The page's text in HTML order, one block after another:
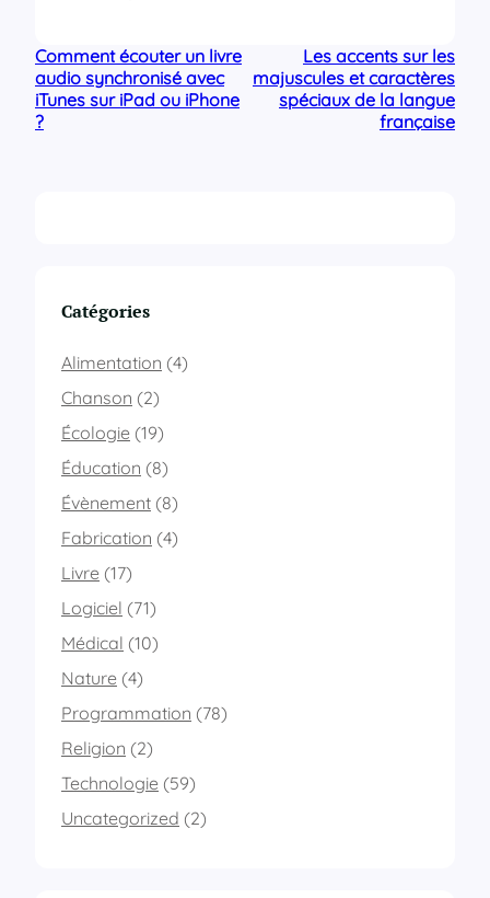
Comment écouter un livre
audio synchronisé avec
iTunes sur iPad ou iPhone
?
Les accents sur les
majuscules et caractères
spéciaux de la langue
française
Catégories
Alimentation (4)
Chanson (2)
Écologie (19)
Éducation (8)
Évènement (8)
Fabrication (4)
Livre (17)
Logiciel (71)
Médical (10)
Nature (4)
Programmation (78)
Religion (2)
Technologie (59)
Uncategorized (2)